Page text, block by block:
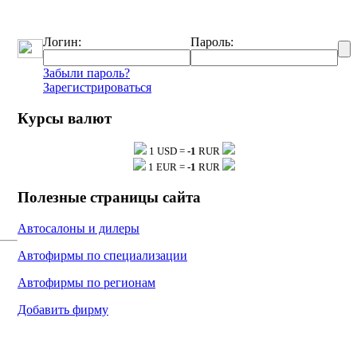
Логин: Пароль:
Забыли пароль?
Зарегистрироваться
Курсы валют
1 USD = -1 RUR
1 EUR = -1 RUR
Полезные страницы сайта
Автосалоны и дилеры
Автофирмы по специализации
Автофирмы по регионам
Добавить фирму